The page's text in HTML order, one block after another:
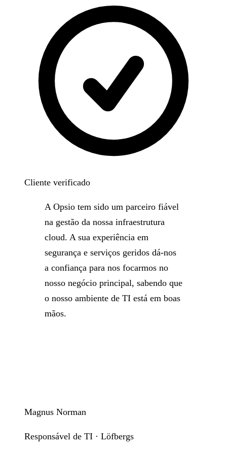
Cliente verificado
A Opsio tem sido um parceiro fiável
na gestão da nossa infraestrutura
cloud. A sua experiência em
segurança e serviços geridos dá-nos
a confiança para nos focarmos no
nosso negócio principal, sabendo que
o nosso ambiente de TI está em boas
mãos.
Magnus Norman
Responsável de TI · Löfbergs